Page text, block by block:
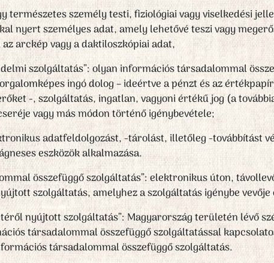
természetes személy testi, fiziológiai vagy viselkedési
nyert személyes adat, amely lehetővé teszi vagy
arckép vagy a daktiloszkópiai adat,
szolgáltatás”: olyan információs társadalommal
ingó dolog – ideértve a pénzt és az
-, szolgáltatás, ingatlan, vagyoni értékű jog (a
vagy más módon történő igénybevétele;
adatfeldolgozást, -tárolást, illetőleg -továbbítást
eszközök alkalmazása.
összefüggő szolgáltatás”: elektronikus úton,
szolgáltatás, amelyhez a szolgáltatás igénybe
nyújtott szolgáltatás”: Magyarország területén lévő
társadalommal összefüggő szolgáltatással
társadalommal összefüggő szolgáltatás.